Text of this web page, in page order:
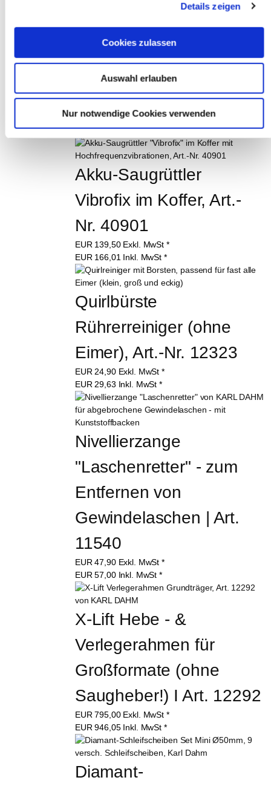
Details zeigen
Cookies zulassen
Auswahl erlauben
Nur notwendige Cookies verwenden
Schleifstaubsauger
Janvac 1600-H Power,
Art.-Nr. 40589
EUR1.089,00Exkl. MwSt *
EUR1.295,91Inkl. MwSt *
Akku-Saugrüttler
Vibrofix im Koffer, Art.-
Nr. 40901
EUR 139,50 Exkl. MwSt *
EUR 166,01 Inkl. MwSt *
Quirlbürste
Rührerreiniger (ohne
Eimer), Art.-Nr. 12323
EUR 24,90 Exkl. MwSt *
EUR 29,63 Inkl. MwSt *
Nivellierzange
"Laschenretter" - zum
Entfernen von
Gewindelaschen | Art.
11540
EUR47,90 Exkl. MwSt *
EUR57,00 Inkl. MwSt *
X-Lift Hebe - &
Verlegerahmen für
Großformate (ohne
Saugheber!) I Art. 12292
EUR795,00 Exkl. MwSt *
EUR946,05 Inkl. MwSt *
Diamant-